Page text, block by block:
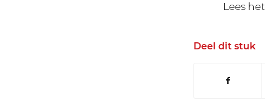
Lees
Deel dit stuk